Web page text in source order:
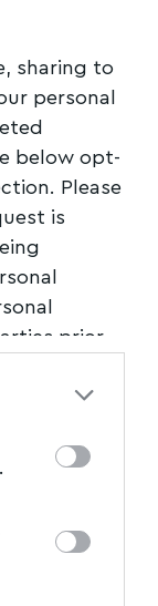
sharing to
personal
below opt-
Please
is
prior
by us to
it to
,